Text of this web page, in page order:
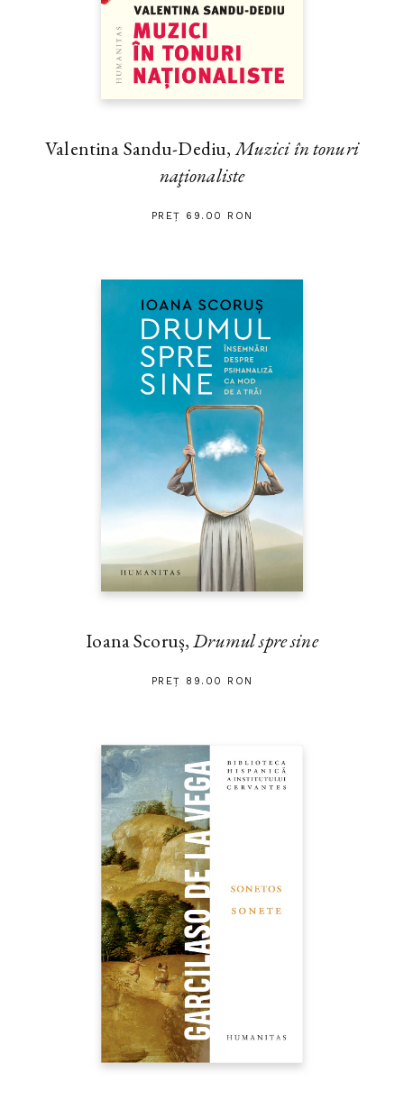
Valentina Sandu-Dediu,Muzici în tonuri
naţionaliste
PREȚ 69.00 RON
Ioana Scoruș,Drumul spre sine
PREȚ 89.00 RON